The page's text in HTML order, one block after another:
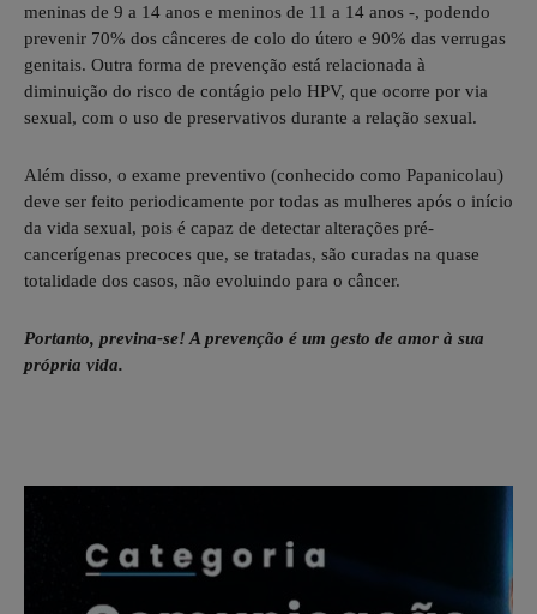
meninas de 9 a 14 anos e meninos de 11 a 14 anos -, podendo
prevenir 70% dos cânceres de colo do útero e 90% das verrugas
genitais. Outra forma de prevenção está relacionada à
diminuição do risco de contágio pelo HPV, que ocorre por via
sexual, com o uso de preservativos durante a relação sexual.
Além disso, o exame preventivo (conhecido como Papanicolau)
deve ser feito periodicamente por todas as mulheres após o início
da vida sexual, pois é capaz de detectar alterações pré-
cancerígenas precoces que, se tratadas, são curadas na quase
totalidade dos casos, não evoluindo para o câncer.
Portanto, previna-se! A prevenção é um gesto de amor à sua
própria vida.